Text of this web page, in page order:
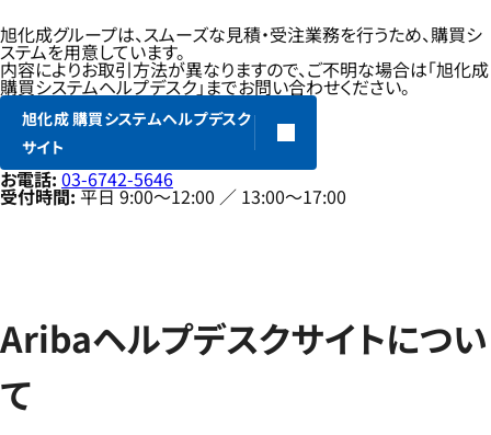
旭化成グループは、スムーズな見積・受注業務を行うため、購買シ
ステムを用意しています。
内容によりお取引方法が異なりますので、ご不明な場合は「旭化成
購買システムヘルプデスク」までお問い合わせください。
旭化成 購買システムヘルプデスク
サイト
お電話:03-6742-5646
受付時間:平日 9:00～12:00 ／ 13:00～17:00
Aribaヘルプデスクサイトについ
て